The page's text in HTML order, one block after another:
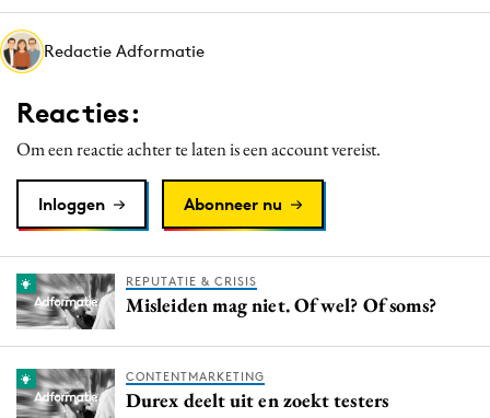
Martech
Media
Merkstrategie
Programmatic
Purpose Marketing
Reputatie & crisis
Redactie Adformatie
Reacties:
Om een reactie achter te laten is een account vereist.
Inloggen Abonneer nu
REPUTATIE & CRISIS
Misleiden mag niet. Of wel? Of soms?
CONTENTMARKETING
Durex deelt uit en zoekt testers